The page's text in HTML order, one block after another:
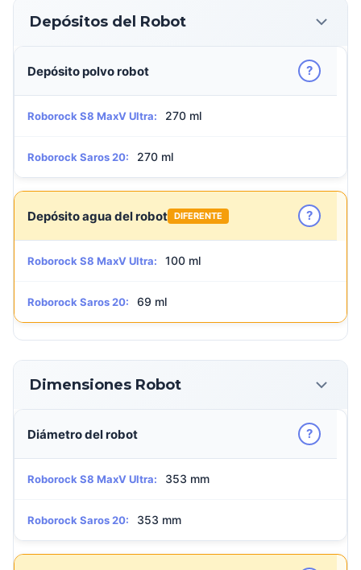
Depósitos del Robot
Depósito polvo robot ?
Roborock S8 MaxV Ultra: 270 ml
Roborock Saros 20: 270 ml
Depósito agua del robot DIFERENTE ?
Roborock S8 MaxV Ultra: 100 ml
Roborock Saros 20: 69 ml
Dimensiones Robot
Diámetro del robot ?
Roborock S8 MaxV Ultra: 353 mm
Roborock Saros 20: 353 mm